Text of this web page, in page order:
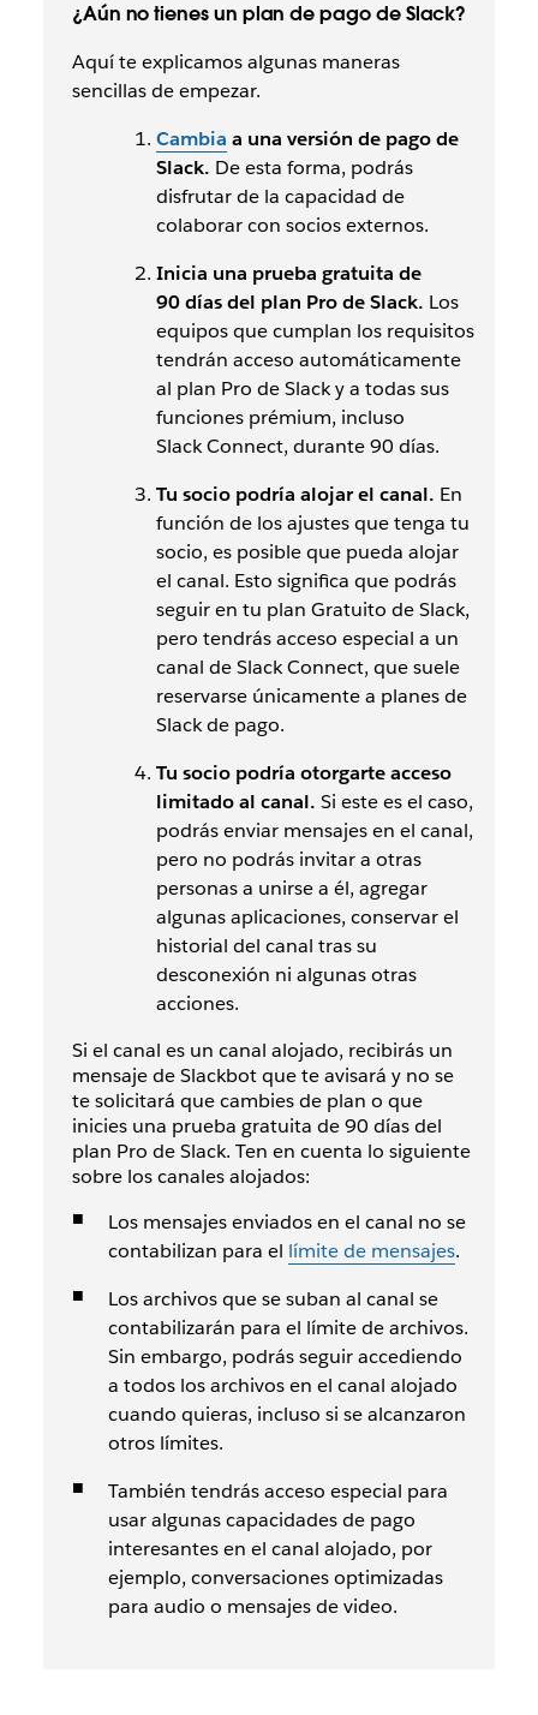
¿Aún no tienes un plan de pago de Slack?
Aquí te explicamos algunas maneras
sencillas de empezar.
Cambia a una versión de pago de
Slack. De esta forma, podrás
disfrutar de la capacidad de
colaborar con socios externos.
Inicia una prueba gratuita de
90 días del plan Pro de Slack. Los
equipos que cumplan los requisitos
tendrán acceso automáticamente
al plan Pro de Slack y a todas sus
funciones prémium, incluso
Slack Connect, durante 90 días.
Tu socio podría alojar el canal. En
función de los ajustes que tenga tu
socio, es posible que pueda alojar
el canal. Esto significa que podrás
seguir en tu plan Gratuito de Slack,
pero tendrás acceso especial a un
canal de Slack Connect, que suele
reservarse únicamente a planes de
Slack de pago.
Tu socio podría otorgarte acceso
limitado al canal. Si este es el caso,
podrás enviar mensajes en el canal,
pero no podrás invitar a otras
personas a unirse a él, agregar
algunas aplicaciones, conservar el
historial del canal tras su
desconexión ni algunas otras
acciones.
Si el canal es un canal alojado, recibirás un
mensaje de Slackbot que te avisará y no se
te solicitará que cambies de plan o que
inicies una prueba gratuita de 90 días del
plan Pro de Slack. Ten en cuenta lo siguiente
sobre los canales alojados:
Los mensajes enviados en el canal no se
contabilizan para el límite de mensajes.
Los archivos que se suban al canal se
contabilizarán para el límite de archivos.
Sin embargo, podrás seguir accediendo
a todos los archivos en el canal alojado
cuando quieras, incluso si se alcanzaron
otros límites.
También tendrás acceso especial para
usar algunas capacidades de pago
interesantes en el canal alojado, por
ejemplo, conversaciones optimizadas
para audio o mensajes de video.